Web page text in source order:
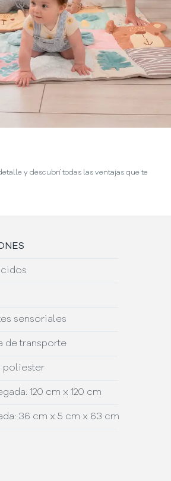
y descubrí todas las ventajas que te
sensoriales
de transporte
poliester
120 cm x 120 cm
36 cm x 5 cm x 63 cm